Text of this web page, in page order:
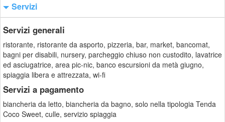
Servizi
Servizi generali
ristorante, ristorante da asporto, pizzeria, bar, market, bancomat,
bagni per disabili, nursery, parcheggio chiuso non custodito, lavatrice
ed asciugatrice, area pic-nic, banco escursioni da metà giugno,
spiaggia libera e attrezzata, wi-fi
Servizi a pagamento
biancheria da letto, biancheria da bagno, solo nella tipologia Tenda
Coco Sweet, culle, servizio spiaggia